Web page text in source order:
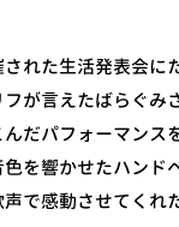
れた生活発表会
が言えたばらぐ
だパフォーマン
を響かせたハン
で感動させてく